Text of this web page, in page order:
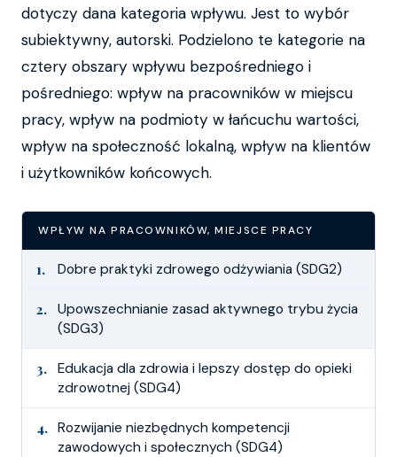
dotyczy dana kategoria wpływu. Jest to wybór
subiektywny, autorski. Podzielono te kategorie na
cztery obszary wpływu bezpośredniego i
pośredniego: wpływ na pracowników w miejscu
pracy, wpływ na podmioty w łańcuchu wartości,
wpływ na społeczność lokalną, wpływ na klientów
i użytkowników końcowych.
WPŁYW NA PRACOWNIKÓW, MIEJSCE PRACY
1. Dobre praktyki zdrowego odżywiania (SDG2)
2. Upowszechnianie zasad aktywnego trybu życia
(SDG3)
3. Edukacja dla zdrowia i lepszy dostęp do opieki
zdrowotnej (SDG4)
4. Rozwijanie niezbędnych kompetencji
zawodowych i społecznych (SDG4)